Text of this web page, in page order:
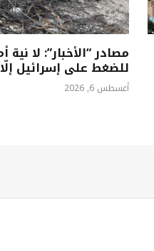
مصادر “الأخبار”: لا نية
للضغط على إسرائيل إلّا
أغسطس 6, 2026